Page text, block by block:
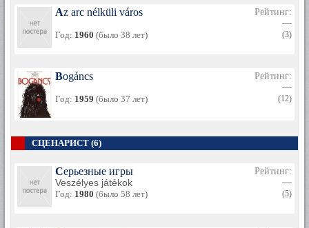
Az arc nélküli város
Год: 1960 (было 38 лет)
Рейтинг:
—
(3)
Bogáncs
Год: 1959 (было 37 лет)
Рейтинг:
—
(12)
СЦЕНАРИСТ (6)
Серьезные игры
Veszélyes játékok
Год: 1980 (было 58 лет)
Рейтинг:
—
(5)